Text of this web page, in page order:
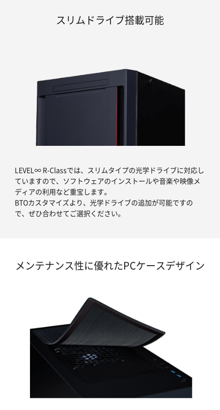
スリムドライブ搭載可能
LEVEL∞ R-Classでは、スリムタイプの光学ドライブに対応し
ていますので、ソフトウェアのインストールや音楽や映像メ
ディアの利用など重宝します。
BTOカスタマイズより、光学ドライブの追加が可能ですの
で、ぜひ合わせてご選択ください。
メンテナンス性に優れたPCケースデザイン